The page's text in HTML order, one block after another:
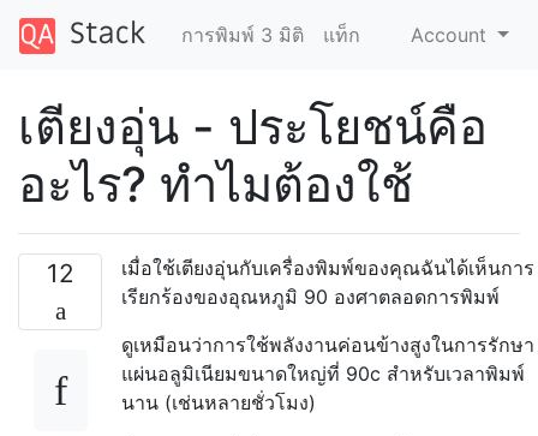
การพิมพ์ 3 มิติ แท็ก Account
เตียงอุ่น - ประโยชน์คือ
อะไร? ทำไมต้องใช้
12
เมื่อใช้เตียงอุ่นกับเครื่องพิมพ์ของคุณฉันได้เห็นการ
เรียกร้องของอุณหภูมิ 90 องศาตลอดการพิมพ์
ดูเหมือนว่าการใช้พลังงานค่อนข้างสูงในการรักษา
แผ่นอลูมิเนียมขนาดใหญ่ที่ 90c สำหรับเวลาพิมพ์
นาน (เช่นหลายชั่วโมง)